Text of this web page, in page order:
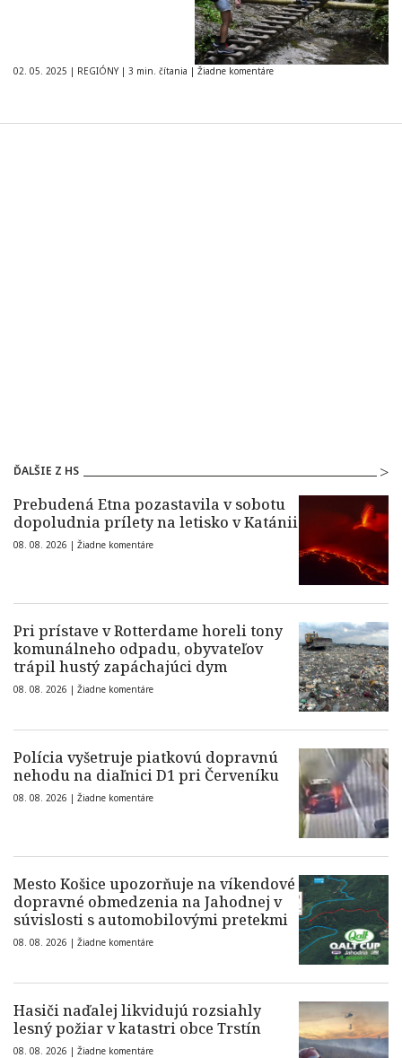
02. 05. 2025 | REGIÓNY | 3 min. čítania | Žiadne komentáre
ĎALŠIE Z HS
Prebudená Etna pozastavila v sobotu
dopoludnia prílety na letisko v Katánii
08. 08. 2026 | Žiadne komentáre
Pri prístave v Rotterdame horeli tony
komunálneho odpadu, obyvateľov
trápil hustý zapáchajúci dym
08. 08. 2026 | Žiadne komentáre
Polícia vyšetruje piatkovú dopravnú
nehodu na diaľnici D1 pri Červeníku
08. 08. 2026 | Žiadne komentáre
Mesto Košice upozorňuje na víkendové
dopravné obmedzenia na Jahodnej v
súvislosti s automobilovými pretekmi
08. 08. 2026 | Žiadne komentáre
Hasiči naďalej likvidujú rozsiahly
lesný požiar v katastri obce Trstín
08. 08. 2026 | Žiadne komentáre